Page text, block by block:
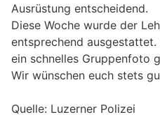
Ausrüstung entscheidend.
Diese Woche wurde der
entsprechend
ein schnelles Gruppenfoto
Wir wünschen euch stets
Quelle: Luzerner Polizei